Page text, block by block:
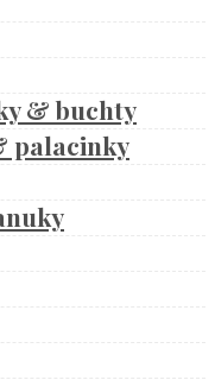
& buchty
palacinky